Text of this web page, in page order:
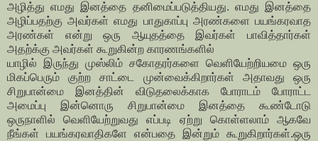
அழித்து எமது இனத்தை தனிமைப்படுத்தியது. எமது இனத்தை
அழிப்பதற்கு அவர்கள் எமது பாதுகாப்பு அரண்களை பயங்கரவாத
அரண்கள் என்று ஒரு ஆயுதத்தை இவர்கள் பாவித்தார்கள்
அதற்க்கு அவர்கள் கூறுகின்ற காரணங்களில்
யாழில் இருந்து முஸ்லிம் சகோதரர்களை வெளியேற்றியமை ஒரு
மிகப்பெரும் குற்ற சாட்டை முன்வைக்கிறார்கள் அதாவது ஒரு
சிறுபான்மை இனத்தின் விடுதலைக்காக போராடம் போராட்ட
அமைப்பு இன்னொரு சிறுபான்மை இனத்தை கூண்டோடு
ஒருநாளில் வெளியேற்றுவது எப்படி ஏற்று கொள்ளலாம் ஆகவே
நீங்கள் பயங்கரவாதிகளே என்பதை இன்றும் கூறுகிறார்கள்.ஒரு